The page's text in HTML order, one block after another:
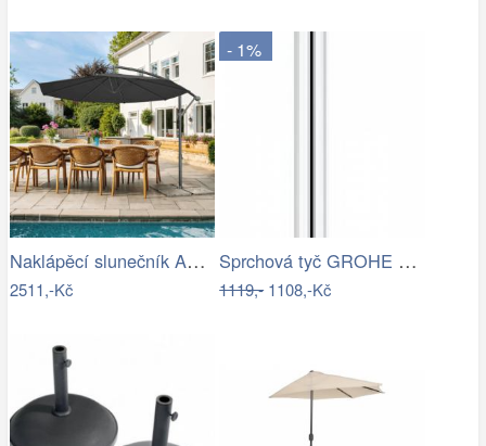
Naklápěcí slunečník ASL-E1116 Autronic
2511,-Kč
- 1%
Sprchová tyč GROHE Euphoria Neutral…
1119,-1108,-Kč